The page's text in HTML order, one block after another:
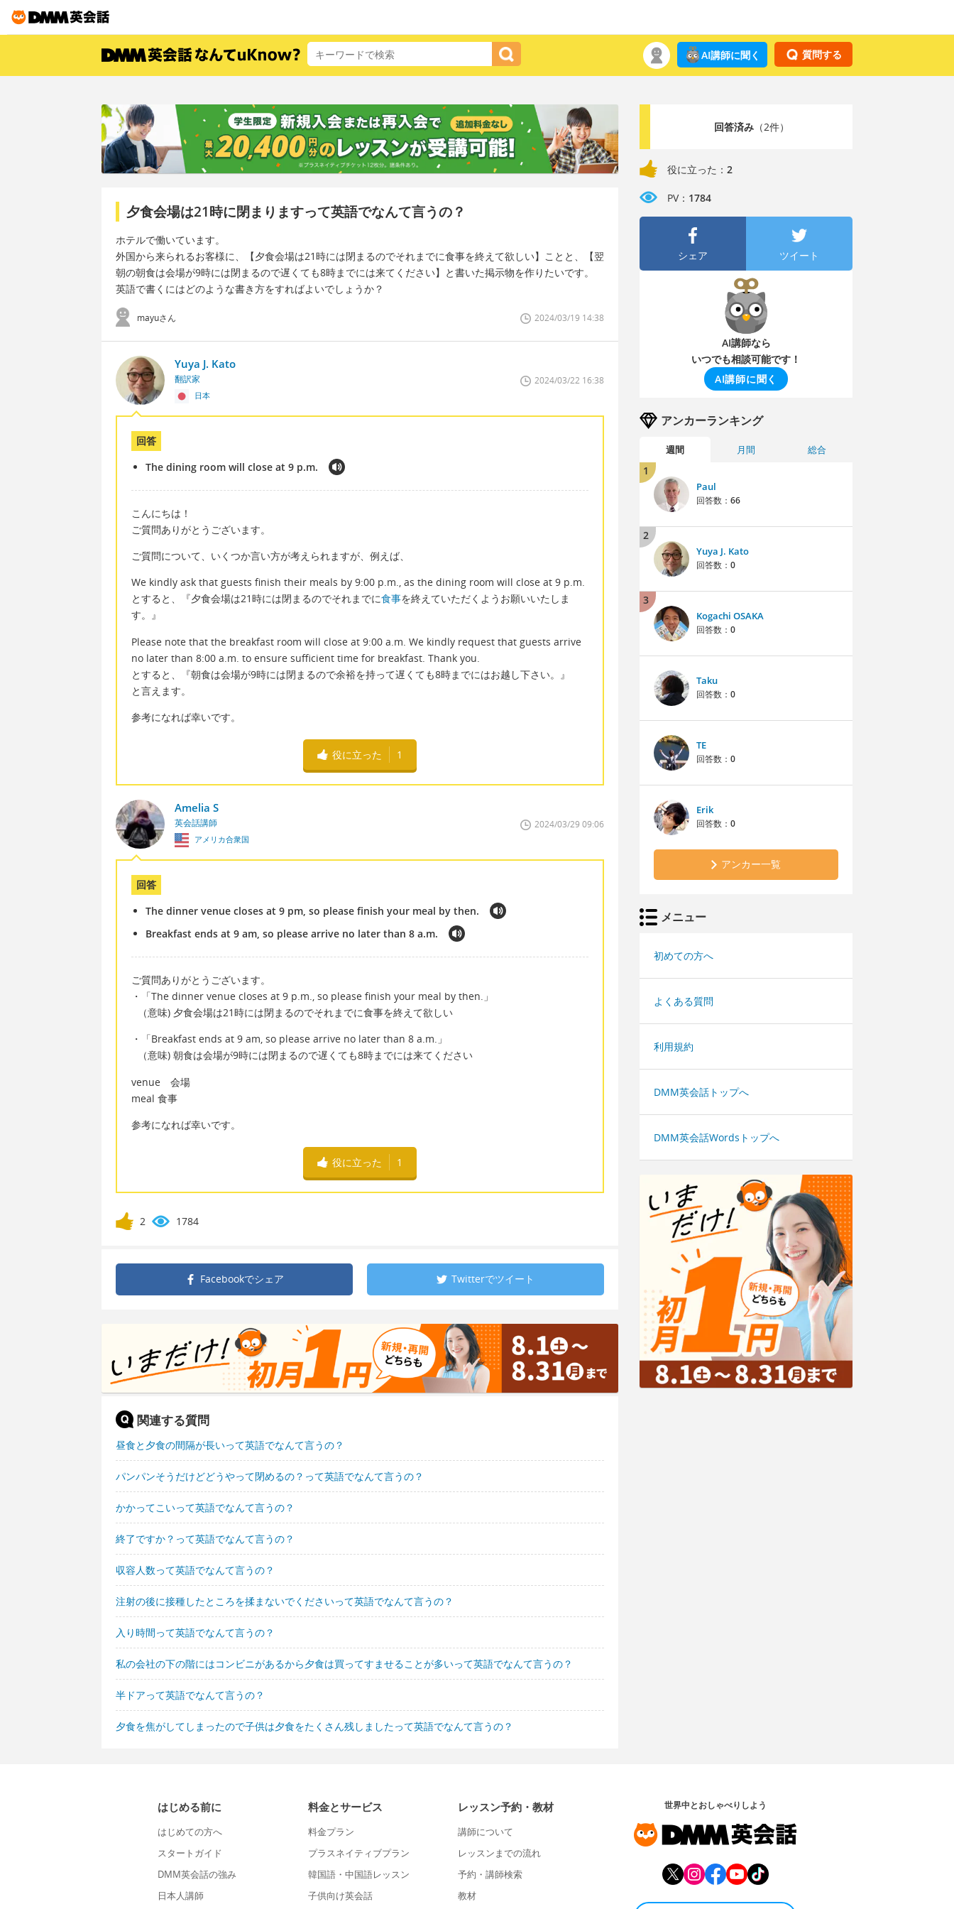
質問する
AI講師に聞く
夕食会場は21時に閉まりますって英語でなんて言うの？
ホテルで働いています。
外国から来られるお客様に、【夕食会場は21時には閉まるのでそれまでに食事を終えて欲しい】ことと、【翌
朝の朝食は会場が9時には閉まるので遅くても8時までには来てください】と書いた掲示物を作りたいです。
英語で書くにはどのような書き方をすればよいでしょうか？
mayuさん 2024/03/19 14:38
Yuya J. Kato
翻訳家
日本
2024/03/22 16:38
回答
The dining room will close at 9 p.m.
こんにちは！
ご質問ありがとうございます。
ご質問について、いくつか言い方が考えられますが、例えば、
We kindly ask that guests finish their meals by 9:00 p.m., as the dining room will close at 9 p.m.
とすると、『夕食会場は21時には閉まるのでそれまでに食事を終えていただくようお願いいたしま
す。』
Please note that the breakfast room will close at 9:00 a.m. We kindly request that guests arrive
no later than 8:00 a.m. to ensure sufficient time for breakfast. Thank you.
とすると、『朝食は会場が9時には閉まるので余裕を持って遅くても8時までにはお越し下さい。』
と言えます。
参考になれば幸いです。
役に立った 1
Amelia S
英会話講師
アメリカ合衆国
2024/03/29 09:06
回答
The dinner venue closes at 9 pm, so please finish your meal by then.
Breakfast ends at 9 am, so please arrive no later than 8 a.m.
ご質問ありがとうございます。
・「The dinner venue closes at 9 p.m., so please finish your meal by then.」
（意味) 夕食会場は21時には閉まるのでそれまでに食事を終えて欲しい
・「Breakfast ends at 9 am, so please arrive no later than 8 a.m.」
（意味) 朝食は会場が9時には閉まるので遅くても8時までには来てください
venue 会場
meal 食事
参考になれば幸いです。
役に立った 1
2 1784
Facebookでシェア Twitterでツイート
関連する質問
昼食と夕食の間隔が長いって英語でなんて言うの？
パンパンそうだけどどうやって閉めるの？って英語でなんて言うの？
かかってこいって英語でなんて言うの？
終了ですか？って英語でなんて言うの？
収容人数って英語でなんて言うの？
注射の後に接種したところを揉まないでくださいって英語でなんて言うの？
入り時間って英語でなんて言うの？
私の会社の下の階にはコンビニがあるから夕食は買ってすませることが多いって英語でなんて言うの？
半ドアって英語でなんて言うの？
夕食を焦がしてしまったので子供は夕食をたくさん残しましたって英語でなんて言うの？
回答済み（2件）
役に立った： 2
PV： 1784
シェア ツイート
AI講師なら
いつでも相談可能です！
AI講師に聞く
アンカーランキング
週間 月間 総合
1
Paul
回答数： 66
2
Yuya J. Kato
回答数： 0
3
Kogachi OSAKA
回答数： 0
Taku
回答数： 0
TE
回答数： 0
Erik
回答数： 0
アンカー一覧
メニュー
初めての方へ
よくある質問
利用規約
DMM英会話トップへ
DMM英会話Wordsトップへ
はじめる前に
はじめての方へ
スタートガイド
DMM英会話の強み
日本人講師
料金とサービス
料金プラン
プラスネイティブプラン
韓国語・中国語レッスン
子供向け英会話
レッスン予約・教材
講師について
レッスンまでの流れ
予約・講師検索
教材
世界中とおしゃべりしよう